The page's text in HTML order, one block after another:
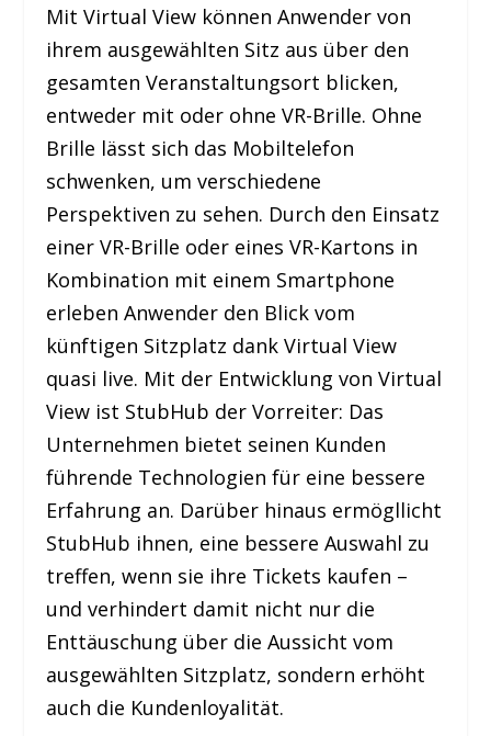
Mit Virtual View können Anwender von
ihrem ausgewählten Sitz aus über den
gesamten Veranstaltungsort blicken,
entweder mit oder ohne VR-Brille. Ohne
Brille lässt sich das Mobiltelefon
schwenken, um verschiedene
Perspektiven zu sehen. Durch den Einsatz
einer VR-Brille oder eines VR-Kartons in
Kombination mit einem Smartphone
erleben Anwender den Blick vom
künftigen Sitzplatz dank Virtual View
quasi live. Mit der Entwicklung von Virtual
View ist StubHub der Vorreiter: Das
Unternehmen bietet seinen Kunden
führende Technologien für eine bessere
Erfahrung an. Darüber hinaus ermögllicht
StubHub ihnen, eine bessere Auswahl zu
treffen, wenn sie ihre Tickets kaufen –
und verhindert damit nicht nur die
Enttäuschung über die Aussicht vom
ausgewählten Sitzplatz, sondern erhöht
auch die Kundenloyalität.